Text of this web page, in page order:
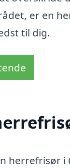
er en
til dig.
herrefrisør